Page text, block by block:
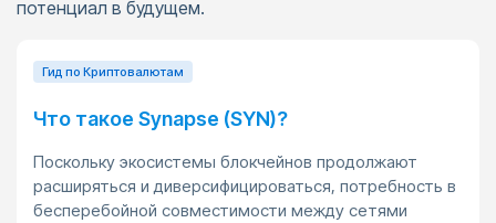
потенциал в будущем.
Гид по Криптовалютам
Что такое Synapse (SYN)?
Поскольку экосистемы блокчейнов продолжают
расширяться и диверсифицироваться, потребность в
бесперебойной совместимости между сетями